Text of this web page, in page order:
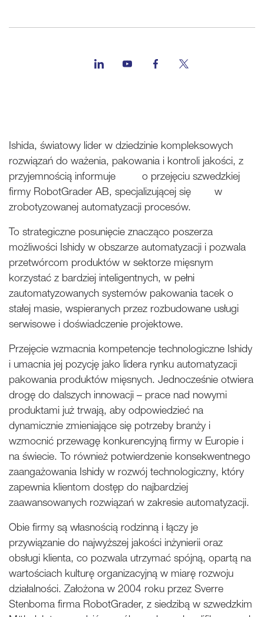
Ishida, światowy lider w dziedzinie kompleksowych
rozwiązań do ważenia, pakowania i kontroli jakości, z
przyjemnością informuje o przejęciu szwedzkiej
firmy RobotGrader AB, specjalizującej się w
zrobotyzowanej automatyzacji procesów.
To strategiczne posunięcie znacząco poszerza
możliwości Ishidy w obszarze automatyzacji i pozwala
przetwórcom produktów w sektorze mięsnym
korzystać z bardziej inteligentnych, w pełni
zautomatyzowanych systemów pakowania tacek o
stałej masie, wspieranych przez rozbudowane usługi
serwisowe i doświadczenie projektowe.
Przejęcie wzmacnia kompetencje technologiczne Ishidy
i umacnia jej pozycję jako lidera rynku automatyzacji
pakowania produktów mięsnych. Jednocześnie otwiera
drogę do dalszych innowacji – prace nad nowymi
produktami już trwają, aby odpowiedzieć na
dynamicznie zmieniające się potrzeby branży i
wzmocnić przewagę konkurencyjną firmy w Europie i
na świecie. To również potwierdzenie konsekwentnego
zaangażowania Ishidy w rozwój technologiczny, który
zapewnia klientom dostęp do najbardziej
zaawansowanych rozwiązań w zakresie automatyzacji.
Obie firmy są własnością rodzinną i łączy je
przywiązanie do najwyższej jakości inżynierii oraz
obsługi klienta, co pozwala utrzymać spójną, opartą na
wartościach kulturę organizacyjną w miarę rozwoju
działalności. Założona w 2004 roku przez Sverre
Stenboma firma RobotGrader, z siedzibą w szwedzkim